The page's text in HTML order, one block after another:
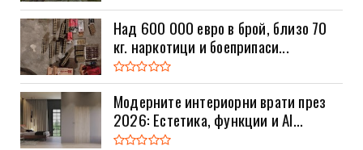
Над 600 000 евро в брой, близо 70
кг. наркотици и боеприпаси...
Модерните интериорни врати през
2026: Естетика, функции и AI...